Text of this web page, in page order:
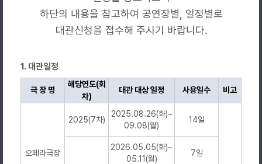
하단의 내용을 참고하여 공연장별, 일정별로
대관신청을 접수해 주시기 바랍니다.
1. 대관일정
극 장 명
해당연도(회
차)
대관 대상 일정 사용일수 비고
오페라극장
2025(7차)
2025.08.26(화)~
09.08(월)
14일
2026.05.05(화)~
05.11(월)
7일